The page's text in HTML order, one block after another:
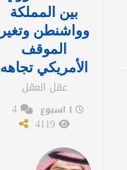
بين المملكة
وواشنطن وتغير
الموقف
الأمريكي تجاهه
عقل العقل
4
4119